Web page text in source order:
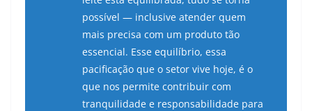
possível — inclusive atender quem
mais precisa com um produto tão
essencial. Esse equilíbrio, essa
pacificação que o setor vive hoje, é o
que nos permite contribuir com
tranquilidade e responsabilidade para